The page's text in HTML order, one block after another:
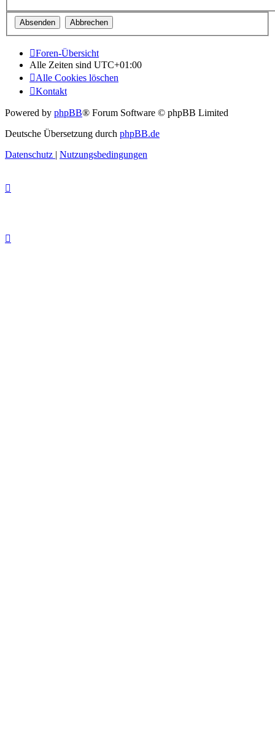
Foren-Übersicht
Alle Zeiten sind UTC+01:00
Alle Cookies löschen
Kontakt
Powered by phpBB® Forum Software © phpBB Limited
Deutsche Übersetzung durch phpBB.de
Datenschutz
Nutzungsbedingungen